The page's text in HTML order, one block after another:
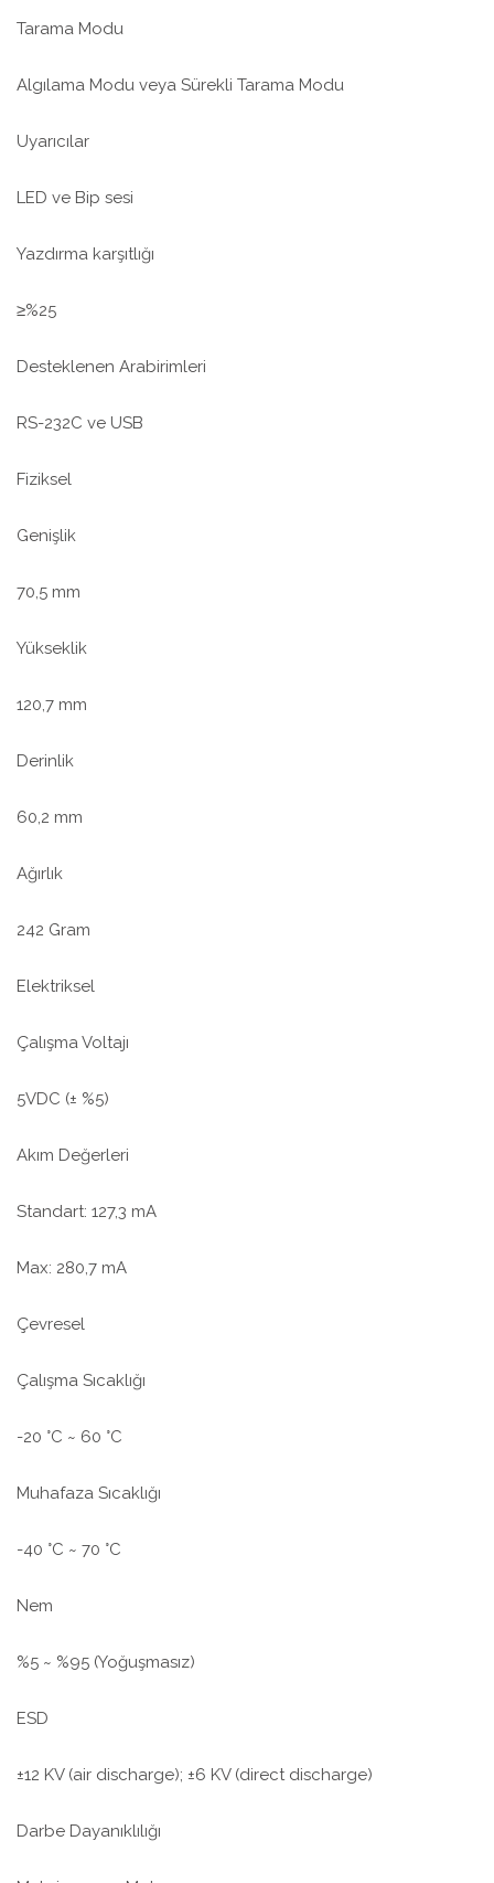
Tarama Modu
Algılama Modu veya Sürekli Tarama Modu
Uyarıcılar
LED ve Bip sesi
Yazdırma karşıtlığı
≥%25
Desteklenen Arabirimleri
RS-232C ve USB
Fiziksel
Genişlik
70,5 mm
Yükseklik
120,7 mm
Derinlik
60,2 mm
Ağırlık
242 Gram
Elektriksel
Çalışma Voltajı
5VDC (± %5)
Akım Değerleri
Standart: 127,3 mA
Max: 280,7 mA
Çevresel
Çalışma Sıcaklığı
-20 °C ~ 60 °C
Muhafaza Sıcaklığı
-40 °C ~ 70 °C
Nem
%5 ~ %95 (Yoğuşmasız)
ESD
±12 KV (air discharge); ±6 KV (direct discharge)
Darbe Dayanıklılığı